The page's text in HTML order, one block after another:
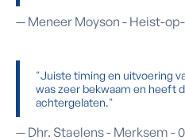
— Meneer Moyson - Heist-
"Juiste timing en uitvoering
was zeer bekwaam en heeft
achtergelaten."
— Dhr. Staelens - Merksem -